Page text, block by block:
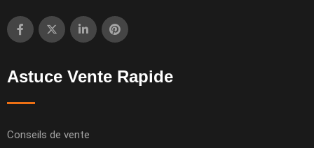
Astuce Vente Rapide
Conseils de vente